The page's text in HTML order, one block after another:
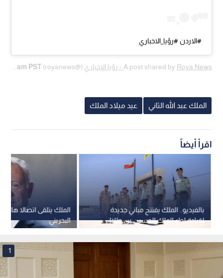
#الاردن #رؤيا_الاخباري
A post shared by Roya News - رؤيا الإخباري (@royanews) on
Jan 30, 2020 at 8:43am PST
الملك عبد الله الثاني عيد ميلاد الملك
اقرأ أيضاً
الملك يتلقى اتصالا
البحريني
بالفيديو.. الملك يفتتح مباني جديدة
لقيادة لواء الملك الحسين بن طلال
المدرع الملكي 40
1